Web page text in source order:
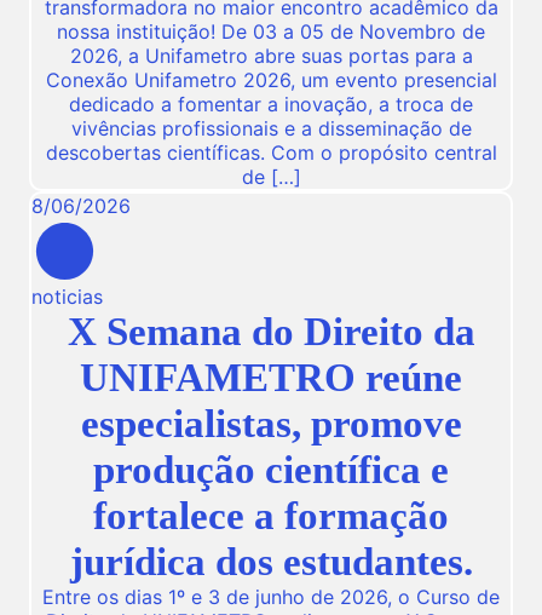
transformadora no maior encontro acadêmico da
nossa instituição! De 03 a 05 de Novembro de
2026, a Unifametro abre suas portas para a
Conexão Unifametro 2026, um evento presencial
dedicado a fomentar a inovação, a troca de
vivências profissionais e a disseminação de
descobertas científicas. Com o propósito central
de […]
8/06/2026
noticias
X Semana do Direito da
UNIFAMETRO reúne
especialistas, promove
produção científica e
fortalece a formação
jurídica dos estudantes.
Entre os dias 1º e 3 de junho de 2026, o Curso de